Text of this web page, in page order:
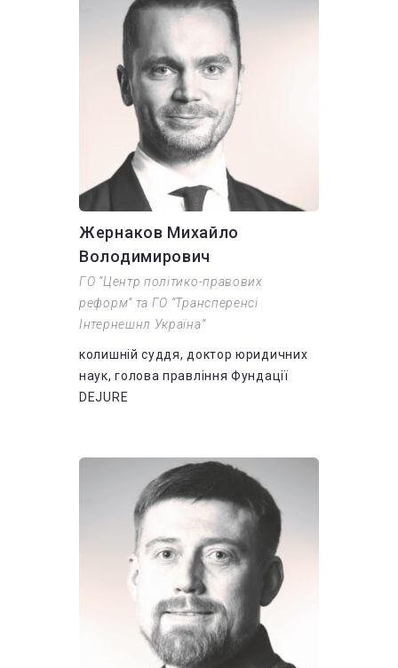
Жернаков Михайло
Володимирович
ГО “Центр політико-правових
реформ” та ГО “Трансперенсі
Інтернешнл Україна”
колишній суддя, доктор юридичних
наук, голова правління Фундації
DEJURE